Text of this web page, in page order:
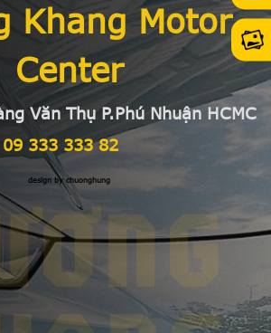
Khang Motor
Center
Văn Thụ P.Phú Nhuận HCMC
09 333 333 82
design by chuonghung